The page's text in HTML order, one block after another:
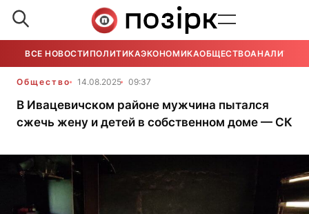
ВСЕ НОВОСТИ ПОЛИТИКАЭКОНОМИКАОБЩЕСТВОАНАЛИТИКА
Общество 14.08.2025 09:37
В Ивацевичском районе мужчина пытался
сжечь жену и детей в собственном доме — СК